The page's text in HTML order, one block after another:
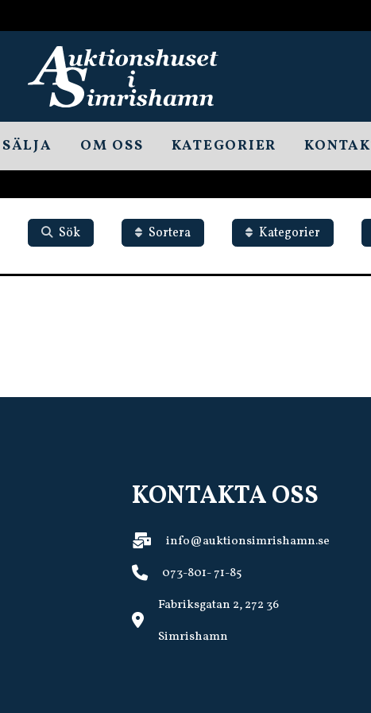
SÄLJA OM OSS KATEGORIER
Sök Sortera Kategorier
KONTAKTA OSS
info@auktionsimrishamn.se
073-801- 71-85
Fabriksgatan 2, 272 36
Simrishamn